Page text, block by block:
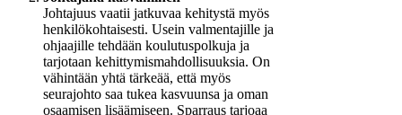
Johtajuus vaatii jatkuvaa kehitystä myös
henkilökohtaisesti. Usein valmentajille ja
ohjaajille tehdään koulutuspolkuja ja
tarjotaan kehittymismahdollisuuksia. On
vähintään yhtä tärkeää, että myös
seurajohto saa tukea kasvuunsa ja oman
osaamisen lisäämiseen. Sparraus tarjoaa